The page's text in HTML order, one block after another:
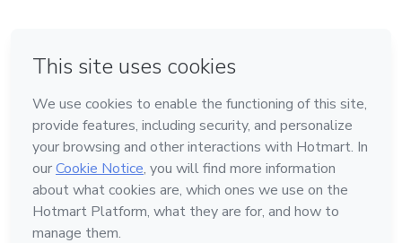
Hecho con❤ en Belo Horizonte
Conoce Hotmart
Idioma
Español